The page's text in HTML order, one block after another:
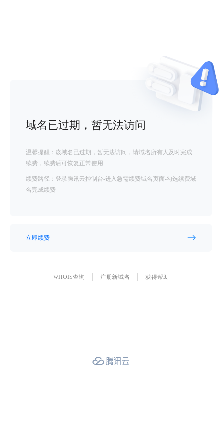
域名已过期，暂无法访问
温馨提醒：该域名已过期，暂无法访问，请域名所有人及时完成
续费，续费后可恢复正常使用
续费路径：登录腾讯云控制台-进入急需续费域名页面-勾选续费域
名完成续费
立即续费
WHOIS查询 注册新域名 获得帮助